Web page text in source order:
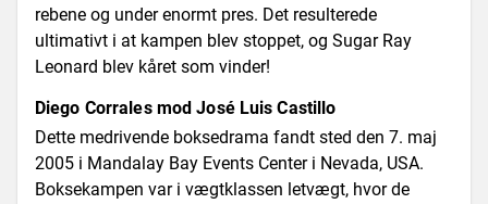
rebene og under enormt pres. Det resulterede
ultimativt i at kampen blev stoppet, og Sugar Ray
Leonard blev kåret som vinder!
Diego Corrales mod José Luis Castillo
Dette medrivende boksedrama fandt sted den 7. maj
2005 i Mandalay Bay Events Center i Nevada, USA.
Boksekampen var i vægtklassen letvægt, hvor de